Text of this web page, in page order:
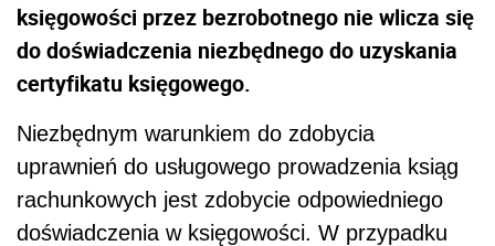
księgowości przez bezrobotnego nie wlicza się
do doświadczenia niezbędnego do uzyskania
certyfikatu księgowego.
Niezbędnym warunkiem do zdobycia
uprawnień do usługowego prowadzenia ksiąg
rachunkowych jest zdobycie odpowiedniego
doświadczenia w księgowości. W przypadku